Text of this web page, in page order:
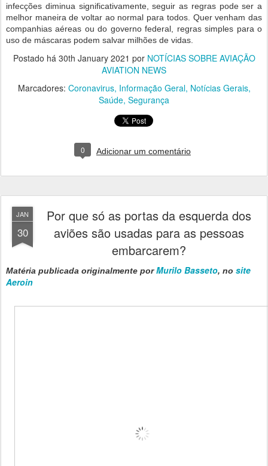
infecções diminua significativamente, seguir as regras pode ser a
melhor maneira de voltar ao normal para todos. Quer venham das
companhias aéreas ou do governo federal, regras simples para o
uso de máscaras podem salvar milhões de vidas.
Postado há 30th January 2021 por NOTÍCIAS SOBRE AVIAÇÃO
AVIATION NEWS
Marcadores: Coronavirus Informação Geral Notícias Gerais
Saúde Segurança
0 Adicionar um comentário
JAN
30
Por que só as portas da esquerda dos
aviões são usadas para as pessoas
embarcarem?
Matéria publicada originalmente porMurilo Basseto, no site
Aeroin